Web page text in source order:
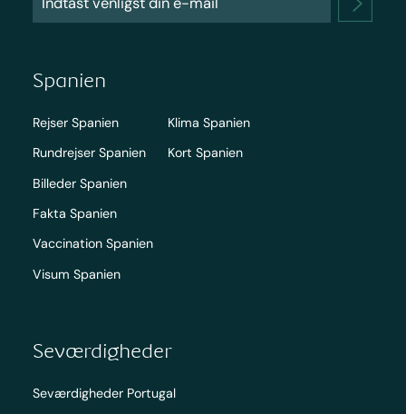
Spanien
Rejser Spanien
Rundrejser Spanien
Billeder Spanien
Fakta Spanien
Vaccination Spanien
Visum Spanien
Klima Spanien
Kort Spanien
Seværdigheder
Seværdigheder Portugal